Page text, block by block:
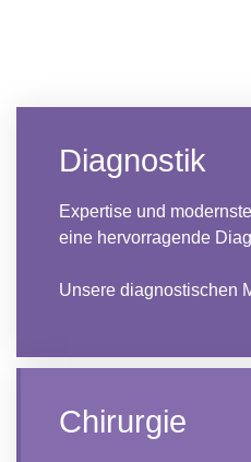
Diagnostik
Expertise und
eine hervorragende
Unsere diagnostischen
Chirurgie